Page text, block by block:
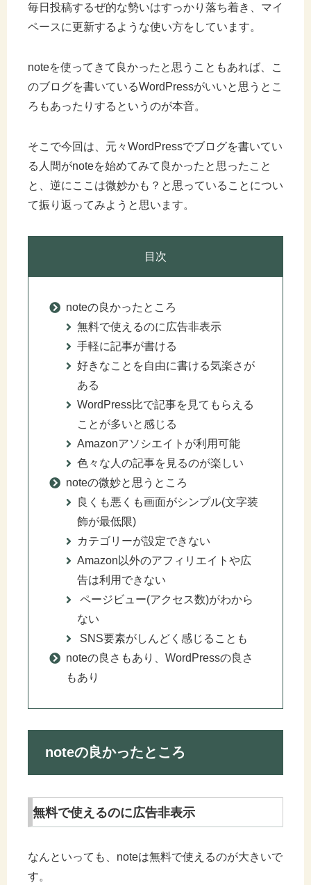
毎日投稿するぜ的な勢いはすっかり落ち着き、マイ
ペースに更新するような使い方をしています。
noteを使ってきて良かったと思うこともあれば、こ
のブログを書いているWordPressがいいと思うとこ
ろもあったりするというのが本音。
そこで今回は、元々WordPressでブログを書いてい
る人間がnoteを始めてみて良かったと思ったこと
と、逆にここは微妙かも？と思っていることについ
て振り返ってみようと思います。
目次
noteの良かったところ
無料で使えるのに広告非表示
手軽に記事が書ける
好きなことを自由に書ける気楽さが
ある
WordPress比で記事を見てもらえる
ことが多いと感じる
Amazonアソシエイトが利用可能
色々な人の記事を見るのが楽しい
noteの微妙と思うところ
良くも悪くも画面がシンプル(文字装
飾が最低限)
カテゴリーが設定できない
Amazon以外のアフィリエイトや広
告は利用できない
ページビュー(アクセス数)がわから
ない
SNS要素がしんどく感じることも
noteの良さもあり、WordPressの良さ
もあり
noteの良かったところ
無料で使えるのに広告非表示
なんといっても、noteは無料で使えるのが大きいで
す。